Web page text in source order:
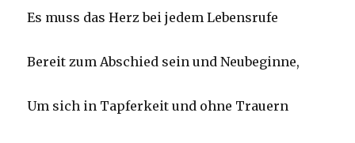
Es muss das Herz bei jedem Lebensrufe
Bereit zum Abschied sein und Neubeginne,
Um sich in Tapferkeit und ohne Trauern